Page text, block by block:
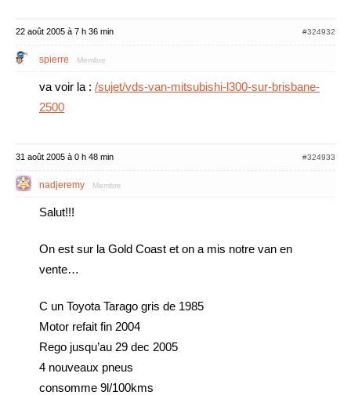
22 août 2005 à 7 h 36 min #324932
spierre Membre
va voir la : /sujet/vds-van-mitsubishi-l300-sur-brisbane-
2500
31 août 2005 à 0 h 48 min #324933
nadjeremy Membre
Salut!!!
On est sur la Gold Coast et on a mis notre van en
vente…
C un Toyota Tarago gris de 1985
Motor refait fin 2004
Rego jusqu’au 29 dec 2005
4 nouveaux pneus
consomme 9l/100kms